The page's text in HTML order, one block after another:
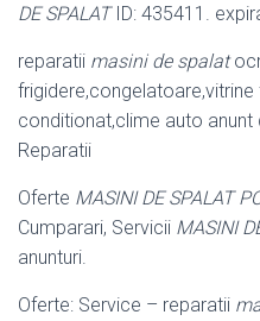
DE SPALATID: 435411.
reparatii masini de spalat
conditionat,clime auto anunt
Reparatii
Oferte MASINI DE SPALAT
Cumparari, Servicii MASINI
anunturi.
Oferte: Service – reparatii